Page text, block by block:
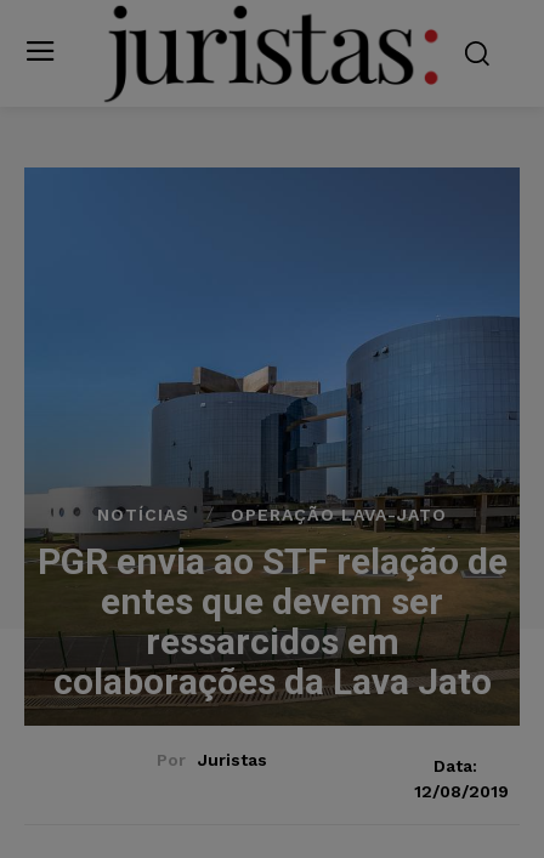
NOTÍCIAS OPERAÇÃO LAVA-JATO
PGR envia ao STF relação de
entes que devem ser
ressarcidos em
colaborações da Lava Jato
Por Juristas
Data:
12/08/2019